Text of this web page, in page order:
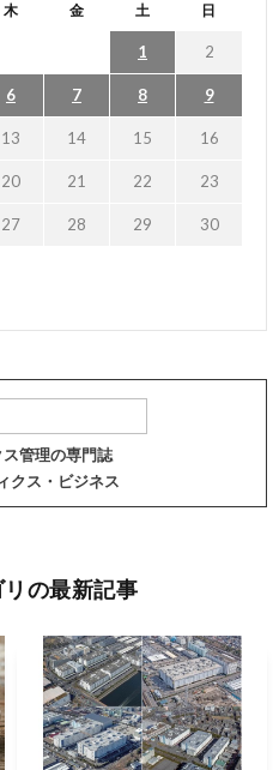
木 金 土 日
1 2
6 7 8 9
13 14 15 16
20 21 22 23
27 28 29 30
管理の専門誌
クス・ビジネス
リの最新記事